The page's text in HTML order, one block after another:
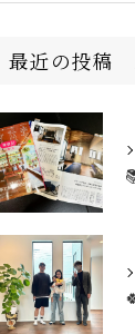
最近の投稿